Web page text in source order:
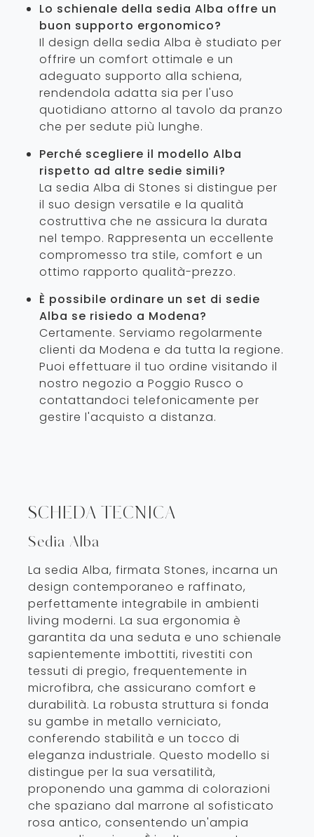
Lo schienale della sedia Alba offre un
buon supporto ergonomico?
Il design della sedia Alba è studiato per
offrire un comfort ottimale e un
adeguato supporto alla schiena,
rendendola adatta sia per l'uso
quotidiano attorno al tavolo da pranzo
che per sedute più lunghe.
Perché scegliere il modello Alba
rispetto ad altre sedie simili?
La sedia Alba di Stones si distingue per
il suo design versatile e la qualità
costruttiva che ne assicura la durata
nel tempo. Rappresenta un eccellente
compromesso tra stile, comfort e un
ottimo rapporto qualità-prezzo.
È possibile ordinare un set di sedie
Alba se risiedo a Modena?
Certamente. Serviamo regolarmente
clienti da Modena e da tutta la regione.
Puoi effettuare il tuo ordine visitando il
nostro negozio a Poggio Rusco o
contattandoci telefonicamente per
gestire l'acquisto a distanza.
SCHEDA TECNICA
Sedia Alba
La sedia Alba, firmata Stones, incarna un
design contemporaneo e raffinato,
perfettamente integrabile in ambienti
living moderni. La sua ergonomia è
garantita da una seduta e uno schienale
sapientemente imbottiti, rivestiti con
tessuti di pregio, frequentemente in
microfibra, che assicurano comfort e
durabilità. La robusta struttura si fonda
su gambe in metallo verniciato,
conferendo stabilità e un tocco di
eleganza industriale. Questo modello si
distingue per la sua versatilità,
proponendo una gamma di colorazioni
che spaziano dal marrone al sofisticato
rosa antico, consentendo un'ampia